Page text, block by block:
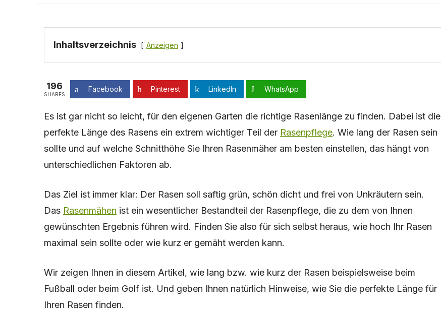
Inhaltsverzeichnis Anzeigen
196
SHARES
Facebook Pinterest LinkedIn WhatsApp
Es ist gar nicht so leicht, für den eigenen Garten die richtige Rasenlänge zu finden. Dabei ist die
perfekte Länge des Rasens ein extrem wichtiger Teil der Rasenpflege. Wie lang der Rasen sein
sollte und auf welche Schnitthöhe Sie Ihren Rasenmäher am besten einstellen, das hängt von
unterschiedlichen Faktoren ab.
Das Ziel ist immer klar: Der Rasen soll saftig grün, schön dicht und frei von Unkräutern sein.
Das Rasenmähen ist ein wesentlicher Bestandteil der Rasenpflege, die zu dem von Ihnen
gewünschten Ergebnis führen wird. Finden Sie also für sich selbst heraus, wie hoch Ihr Rasen
maximal sein sollte oder wie kurz er gemäht werden kann.
Wir zeigen Ihnen in diesem Artikel, wie lang bzw. wie kurz der Rasen beispielsweise beim
Fußball oder beim Golf ist. Und geben Ihnen natürlich Hinweise, wie Sie die perfekte Länge für
Ihren Rasen finden.